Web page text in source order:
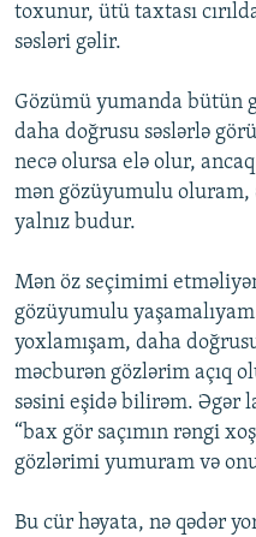
toxunur, ütü taxtası
səsləri gəlir.
Gözümü yumanda bütün
daha doğrusu səslərlə
necə olursa elə olur,
mən gözüyumulu oluram,
yalnız budur.
Mən öz seçimimi
gözüyumulu
yoxlamışam, daha
məcburən gözlərim açıq
səsini eşidə bilirəm. Əgər
“bax gör saçımın rəngi
gözlərimi yumuram və
Bu cür həyata, nə qədər